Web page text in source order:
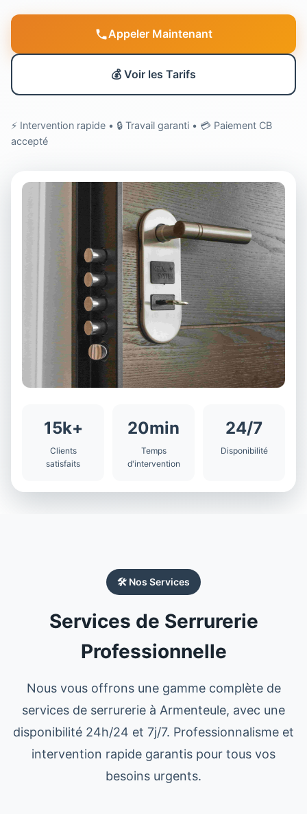
Appeler Maintenant
💰 Voir les Tarifs
⚡ Intervention rapide • 🔒 Travail garanti • 💳 Paiement CB
accepté
15k+
Clients
satisfaits
20min
Temps
d'intervention
24/7
Disponibilité
🛠️ Nos Services
Services de Serrurerie
Professionnelle
Nous vous offrons une gamme complète de
services de serrurerie à Armenteule, avec une
disponibilité 24h/24 et 7j/7. Professionnalisme et
intervention rapide garantis pour tous vos
besoins urgents.